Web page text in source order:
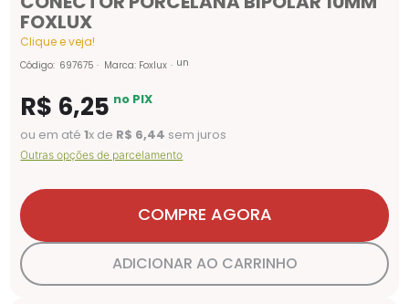
FOXLUX
Clique e veja!
Código: 697675 Marca: Foxlux un
R$ 6,25 no PIX
ou em até1x de R$ 6,44 sem juros
Outras opções de parcelamento
COMPRE AGORA
ADICIONAR AO CARRINHO